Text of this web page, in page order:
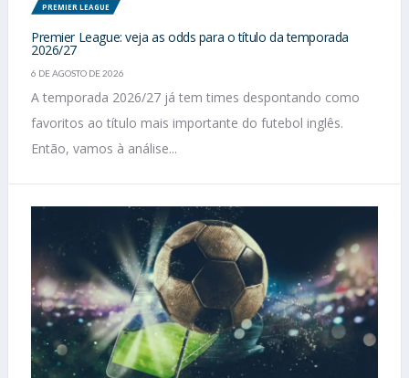
PREMIER LEAGUE
Premier League: veja as odds para o título da temporada
2026/27
6 DE AGOSTO DE 2026
A temporada 2026/27 já tem times despontando como
favoritos ao título mais importante do futebol inglês.
Então, vamos à análise...